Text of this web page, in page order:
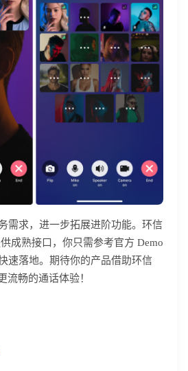
需求，进一步拓展进阶功能。环信
成熟接口，你只需参考官方 Demo
速落地。期待你的产品借助环信
流畅的通话体验！